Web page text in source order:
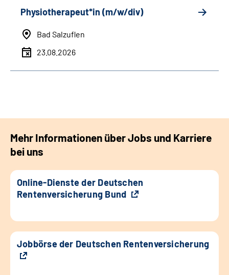
Physiotherapeut*in (m/w/div)
Bad Salzuflen
23.08.2026
Mehr Informationen über Jobs und Karriere
bei uns
Online-Dienste der Deutschen
Rentenversicherung Bund
Jobbörse der Deutschen Rentenversicherung